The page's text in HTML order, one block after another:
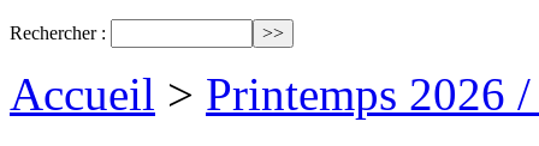
Rechercher :
Accueil > Printemps 2026